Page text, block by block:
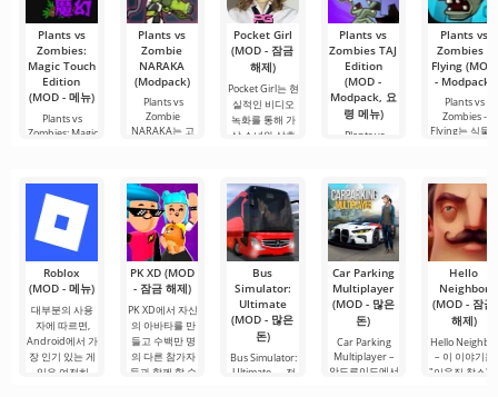
아니라
Plants vs
Zombies:
Magic Touch
Edition
(MOD - 메뉴)
Plants vs
Zombies: Magic
Plants vs
Zombie
NARAKA
(Modpack)
Plants vs
Zombie
NARAKA는 고
Pocket Girl
(MOD - 잠금
해제)
Pocket Girl는 현
실적인 비디오
녹화를 통해 가
상 소녀와 상호
Plants vs
Zombies TAJ
Edition
(MOD -
Modpack, 요
령 메뉴)
Plants vs
고전 게임을
Plants vs
Zombies -
Flying (MOD
- Modpack)
Plants vs
Zombies -
Flying는 식물
Roblox
(MOD - 메뉴)
대부분의 사용
자에 따르면,
Android에서 가
장 인기 있는 게
임은 여전히
PK XD (MOD
- 잠금 해제)
PK XD에서 자신
의 아바타를 만
들고 수백만 명
의 다른 참가자
들과 함께 할 수
Bus
Simulator:
Ultimate
(MOD - 많은
돈)
Bus Simulator:
Ultimate — 전
Car Parking
Multiplayer
(MOD - 많은
돈)
Car Parking
Multiplayer –
안드로이드에서
Hello
Neighbor
(MOD - 잠금
해제)
Hello
– 이 이야기는
"이웃집 찰스"